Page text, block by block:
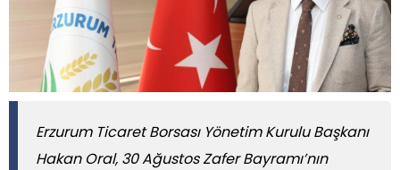
Erzurum Ticaret Borsası Yönetim Kurulu Başkanı
Hakan Oral, 30 Ağustos Zafer Bayramı’nın